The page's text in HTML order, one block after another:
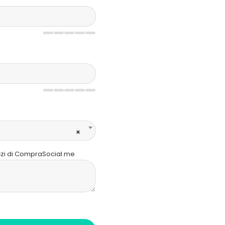
×
di CompraSocial.me